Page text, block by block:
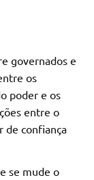
governados e
os
poder e os
entre o
de confiança
se mude o